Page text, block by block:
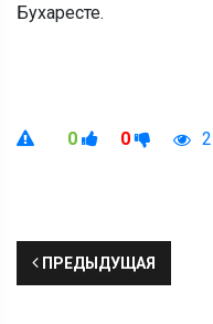
Бухаресте.
0 0
ПРЕДЫДУЩАЯ